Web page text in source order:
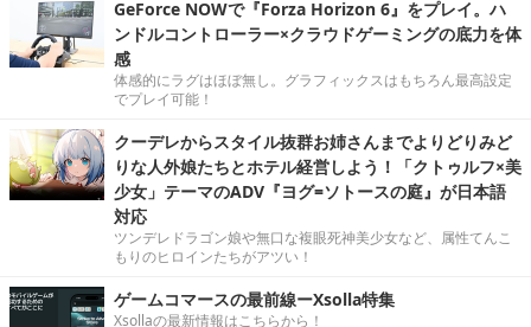
GeForce NOWで『Forza Horizon 6』をプレイ。ハ
ンドルコントローラー×クラウドゲーミングの底力を体
感
体感的にラグはほぼ無し。グラフィックスはもちろん最高設定
でプレイ可能！
クーデレからスタイル抜群お姉さんまでよりどりみど
りな人外娘たちとホテル経営しよう！「クトゥルフ×美
少女」テーマのADV『ヨグ=ソトースの庭』が日本語
対応
ツンデレドラゴン娘や無口な複眼死神美少女など、属性てんこ
もりのヒロインたちがアツい！
ゲームコマースの最前線ーXsolla特集
Xsollaの最新情報はこちらから！